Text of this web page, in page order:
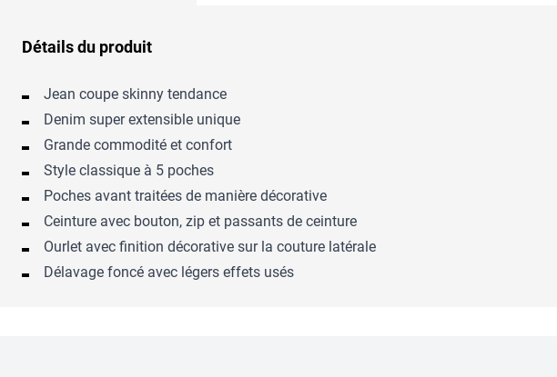
Détails du produit
Jean coupe skinny tendance
Denim super extensible unique
Grande commodité et confort
Style classique à 5 poches
Poches avant traitées de manière décorative
Ceinture avec bouton, zip et passants de ceinture
Ourlet avec finition décorative sur la couture latérale
Délavage foncé avec légers effets usés